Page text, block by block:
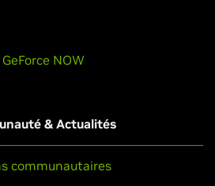
NOW
& Actualités
communautaires